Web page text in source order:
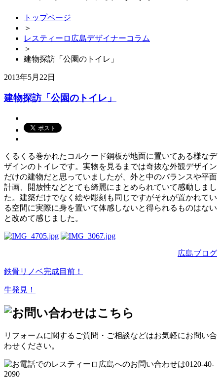
トップページ
＞
レスティーロ広島デザイナーコラム
＞
建物探訪「公園のトイレ」
2013年5月22日
建物探訪「公園のトイレ」
くるくる巻かれたコルケード鋼板が地面に置いてある様なデ
ザインのトイレです。実物を見るまでは奇抜な外観デザイン
だけの建物だと思っていましたが、外と中のバランスや平面
計画、開放性などとても綺麗にまとめられていて感動しまし
た。建築だけでなく絵や彫刻も同じですがそれが置かれてい
る空間に実際に身を置いて体感しないと得られるものはない
と改めて感じました。
広島ブログ
鉄骨リノベ完成目前！
牛発見！
リフォームに関するご質問・ご相談などはお気軽にお問い合
わせください。